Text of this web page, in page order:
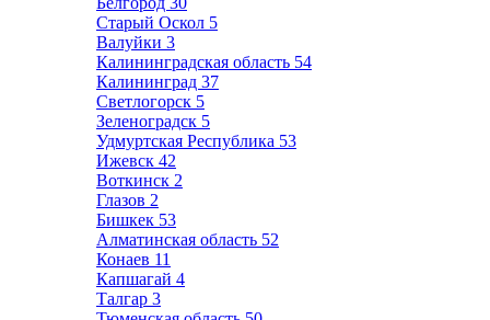
Старый Оскол 5
Валуйки 3
Калининградская область 54
Калининград 37
Светлогорск 5
Зеленоградск 5
Удмуртская Республика 53
Ижевск 42
Воткинск 2
Глазов 2
Бишкек 53
Алматинская область 52
Конаев 11
Капшагай 4
Талгар 3